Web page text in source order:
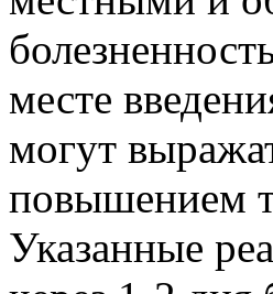
месте
могут
повышением
Указанные